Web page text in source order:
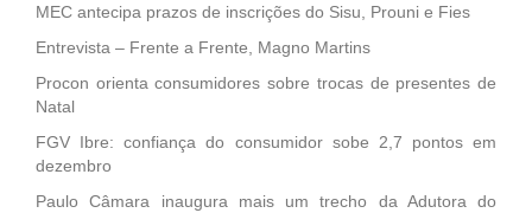
MEC antecipa prazos de inscrições do Sisu, Prouni e Fies
Entrevista – Frente a Frente, Magno Martins
Procon orienta consumidores sobre trocas de presentes de
Natal
FGV Ibre: confiança do consumidor sobe 2,7 pontos em
dezembro
Paulo Câmara inaugura mais um trecho da Adutora do